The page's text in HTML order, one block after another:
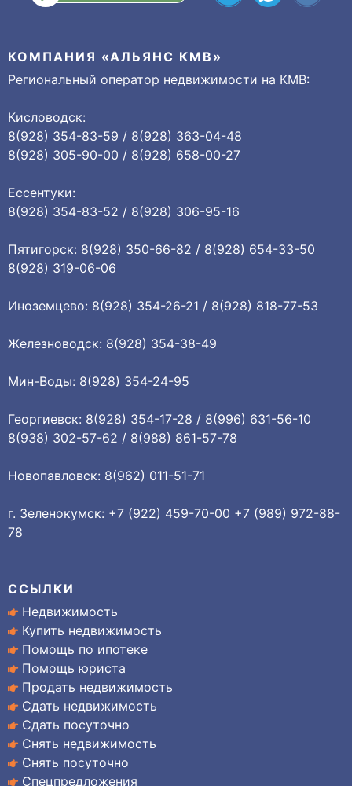
КОМПАНИЯ «АЛЬЯНС КМВ»
Региональный оператор недвижимости на КМВ:
Кисловодск:
8(928) 354-83-59 / 8(928) 363-04-48
8(928) 305-90-00 / 8(928) 658-00-27
Ессентуки:
8(928) 354-83-52 / 8(928) 306-95-16
Пятигорск: 8(928) 350-66-82 / 8(928) 654-33-50
8(928) 319-06-06
Иноземцево: 8(928) 354-26-21 / 8(928) 818-77-53
Железноводск: 8(928) 354-38-49
Мин-Воды: 8(928) 354-24-95
Георгиевск: 8(928) 354-17-28 / 8(996) 631-56-10
8(938) 302-57-62 / 8(988) 861-57-78
Новопавловск: 8(962) 011-51-71
г. Зеленокумск: +7 (922) 459-70-00 +7 (989) 972-88-
78
ССЫЛКИ
Недвижимость
Купить недвижимость
Помощь по ипотеке
Помощь юриста
Продать недвижимость
Сдать недвижимость
Сдать посуточно
Снять недвижимость
Снять посуточно
Спецпредложения